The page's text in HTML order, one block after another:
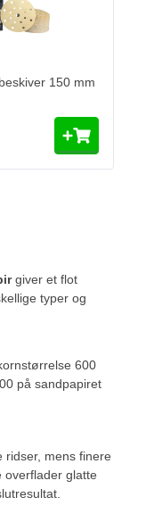
Læg i kurv
150 mm
giver et flot
typer og
600
på sandpapiret
mens finere
overflader glatte